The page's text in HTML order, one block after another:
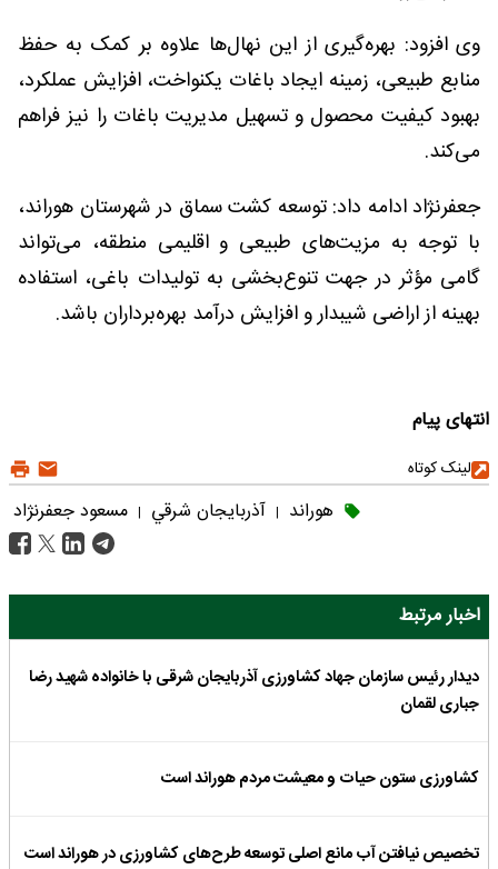
وی افزود: بهره‌گیری از این نهال‌ها علاوه بر کمک به حفظ
منابع طبیعی، زمینه ایجاد باغات یکنواخت، افزایش عملکرد،
بهبود کیفیت محصول و تسهیل مدیریت باغات را نیز فراهم
می‌کند.
جعفرنژاد ادامه داد: توسعه کشت سماق در شهرستان هوراند،
با توجه به مزیت‌های طبیعی و اقلیمی منطقه، می‌تواند
گامی مؤثر در جهت تنوع‌بخشی به تولیدات باغی، استفاده
بهینه از اراضی شیبدار و افزایش درآمد بهره‌برداران باشد.
انتهای پیام
لینک کوتاه
هوراند | آذربايجان شرقي | مسعود جعفرنژاد
اخبار مرتبط
دیدار رئیس سازمان جهاد کشاورزی آذربایجان شرقی با خانواده شهید رضا
جباری لقمان
کشاورزی ستون حیات و معیشت مردم هوراند است
تخصیص نیافتن آب مانع اصلی توسعه طرح‌های کشاورزی در هوراند است